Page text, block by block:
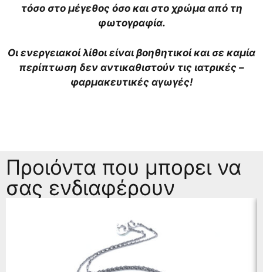
τόσο στο μέγεθος όσο και στο χρώμα από τη
φωτογραφία.
Οι ενεργειακοί λίθοι είναι βοηθητικοί και σε καμία
περίπτωση δεν αντικαθιστούν τις ιατρικές –
φαρμακευτικές αγωγές!
Προιόντα που μπορει να
σας ενδιαφέρουν